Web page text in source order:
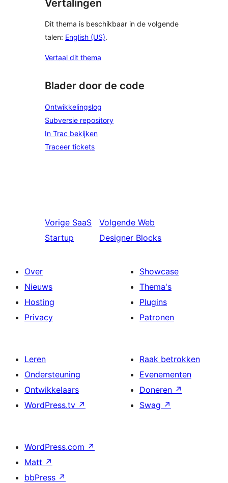
Vertalingen
Dit thema is beschikbaar in de volgende
talen: English (US).
Vertaal dit thema
Blader door de code
Ontwikkelingslog
Subversie repository
In Trac bekijken
Traceer tickets
Vorige SaaS
Startup
Volgende Web
Designer Blocks
Over
Nieuws
Hosting
Privacy
Showcase
Thema's
Plugins
Patronen
Leren
Ondersteuning
Ontwikkelaars
WordPress.tv ↗
Raak betrokken
Evenementen
Doneren ↗
Swag ↗
WordPress.com ↗
Matt ↗
bbPress ↗